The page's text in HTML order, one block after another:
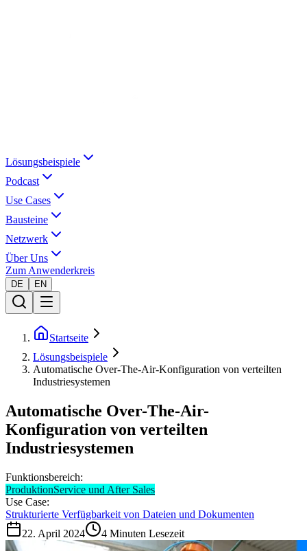
Lösungsbeispiele
Podcast
Use Cases
Bausteine
Netzwerk
Über Uns
Zum Anwenderkreis
DE EN
Startseite
Lösungsbeispiele
Automatische Over-The-Air-Konfiguration von verteilten
Industriesystemen
Automatische Over-The-Air-
Konfiguration von verteilten
Industriesystemen
Funktionsbereich:
ProduktionService und After Sales
Use Case:
Strukturierte Verfügbarkeit von Dateien und Dokumenten
22. April 2024
4 Minuten Lesezeit